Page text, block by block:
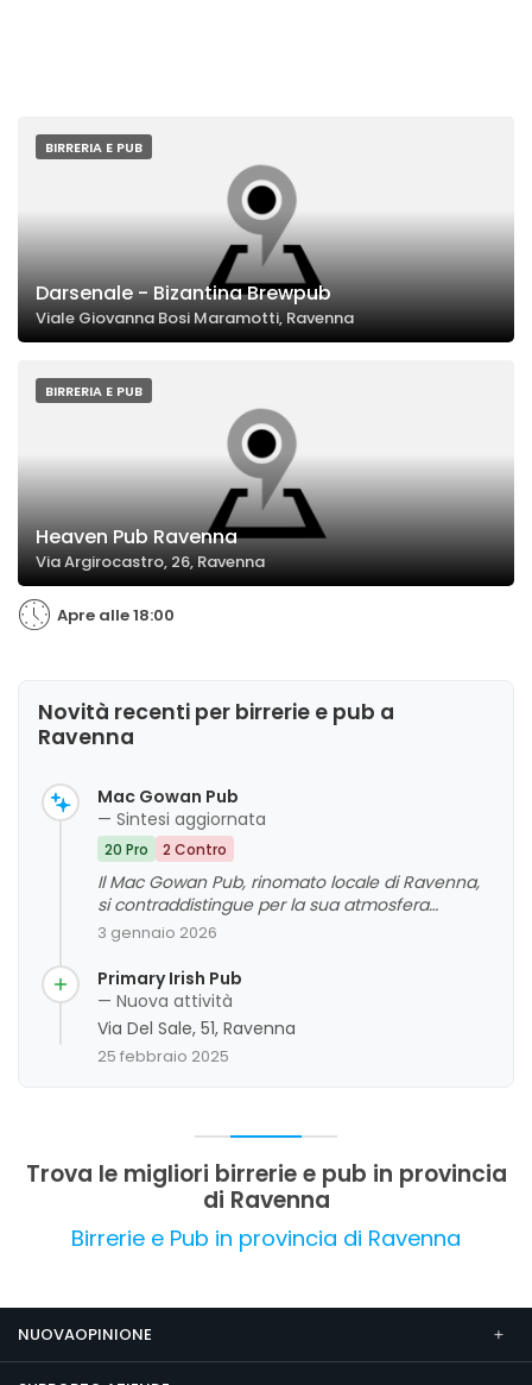
BIRRERIA E PUB
Darsenale - Bizantina Brewpub
Viale Giovanna Bosi Maramotti, Ravenna
BIRRERIA E PUB
Heaven Pub Ravenna
Via Argirocastro, 26, Ravenna
Apre alle 18:00
Novità recenti per birrerie e pub a
Ravenna
Mac Gowan Pub
— Sintesi aggiornata
20 Pro 2 Contro
Il Mac Gowan Pub, rinomato locale di Ravenna,
si contraddistingue per la sua atmosfera
autentica da pub irlandese, con un'ampia
accogliente che favorisce la socializzazione. I
clienti apprezzano la cortesia del personale, la
buona musica e la possibilità di trascorrere
serate piacevoli in compagnia, anche se alcuni
riscontrano criticità legate ai tempi di attesa per
riferimento per gli amanti delle birre e delle
nella gestione del servizio di ristorazione.
3 gennaio 2026
Primary Irish Pub
— Nuova attività
Via Del Sale, 51, Ravenna
25 febbraio 2025
Trova le migliori birrerie e pub in provincia
di Ravenna
Birrerie e Pub in provincia di Ravenna
NUOVAOPINIONE